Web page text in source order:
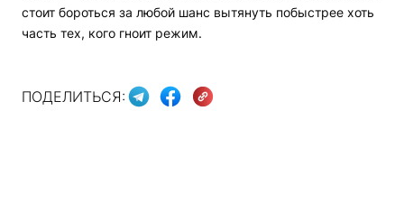
стоит бороться за любой шанс вытянуть побыстрее хоть
часть тех, кого гноит режим.
ПОДЕЛИТЬСЯ: